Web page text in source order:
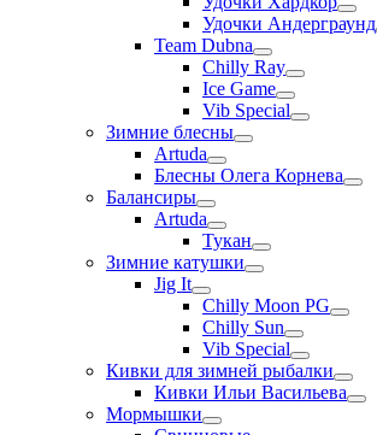
Удочки Андерграунд
Team Dubna
Chilly Ray
Ice Game
Vib Special
Зимние блесны
Artuda
Блесны Олега Корнева
Балансиры
Artuda
Тукан
Зимние катушки
Jig It
Chilly Moon PG
Chilly Sun
Vib Special
Кивки для зимней рыбалки
Кивки Ильи Васильева
Мормышки